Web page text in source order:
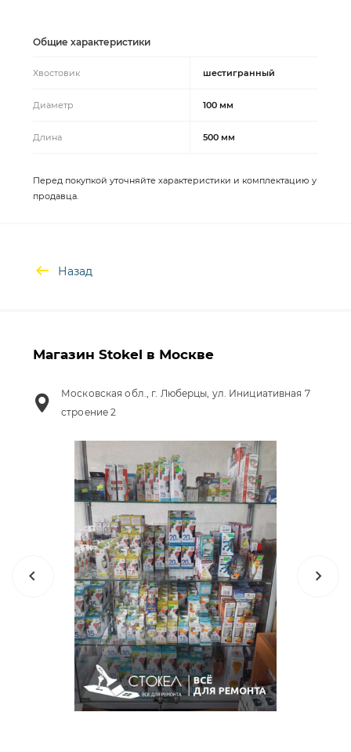
Общие характеристики
Хвостовик шестигранный
Диаметр 100 мм
Длина 500 мм
Перед покупкой уточняйте характеристики и комплектацию у
продавца.
Назад
Магазин Stokel в Москве
Московская обл., г. Люберцы, ул. Инициативная 7
строение 2